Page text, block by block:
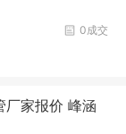
0成交
厂家报价 峰涵